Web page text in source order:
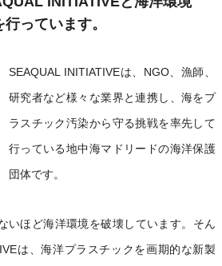
っています。
SEAQUAL INITIATIVEは、NGO、漁師、
研究者など様々な業界と連携し、海をプ
ラスチック汚染から守る挑戦を率先して
行っている地中海マドリードの海洋保護
団体です。
いほど海洋環境を破壊しています。そん
は、海洋プラスチックを画期的な新製